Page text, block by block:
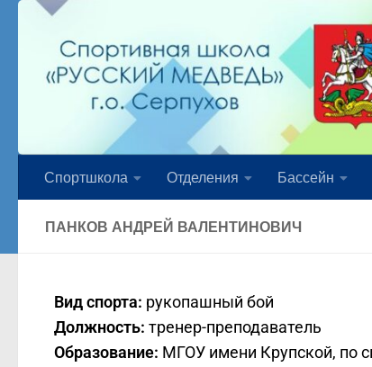
Спортшкола Отделения Бассейн
ПАНКОВ АНДРЕЙ ВАЛЕНТИНОВИЧ
Вид спорта: рукопашный бой
Должность: тренер-преподаватель
Образование: МГОУ имени Крупской, по